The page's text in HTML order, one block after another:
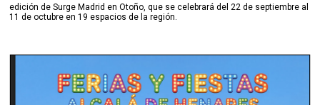
edición de Surge Madrid en Otoño, que se celebrará del 22 de septiembre al
11 de octubre en 19 espacios de la región.